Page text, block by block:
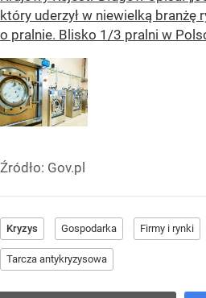
który uderzył w niewielką branżę
o pralnie. Blisko 1/3 pralni w
Źródło: Gov.pl
Kryzys Gospodarka Firmy i rynki
Tarcza antykryzysowa